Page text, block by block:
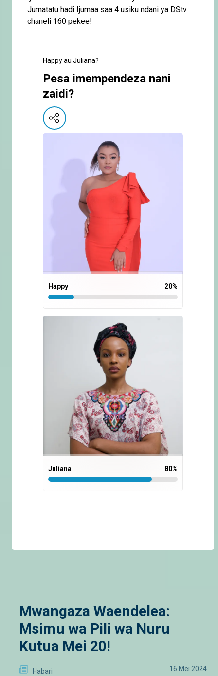
Jumatatu hadi Ijumaa saa 4 usiku ndani ya DStv
chaneli 160 pekee!
Happy au Juliana?
Pesa imempendeza nani
zaidi?
Happy 20%
Juliana 80%
Mwangaza Waendelea:
Msimu wa Pili wa Nuru
Kutua Mei 20!
Habari 16 Mei 2024